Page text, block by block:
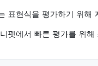
표현식을 평가하기 위해
펫에서 빠른 평가를 위해